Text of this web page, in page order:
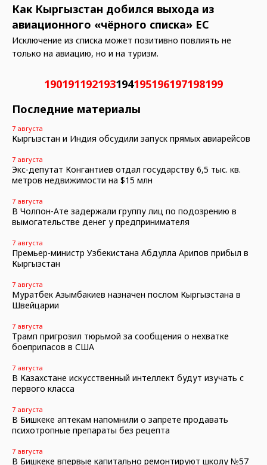
Как Кыргызстан добился выхода из
авиационного «чёрного списка» ЕС
Исключение из списка может позитивно повлиять не
только на авиацию, но и на туризм.
190191192193194195196197198199
Последние материалы
7 августа
Кыргызстан и Индия обсудили запуск прямых авиарейсов
7 августа
Экс-депутат Конгантиев отдал государству 6,5 тыс. кв.
метров недвижимости на $15 млн
7 августа
В Чолпон-Ате задержали группу лиц по подозрению в
вымогательстве денег у предпринимателя
7 августа
Премьер-министр Узбекистана Абдулла Арипов прибыл в
Кыргызстан
7 августа
Муратбек Азымбакиев назначен послом Кыргызстана в
Швейцарии
7 августа
Трамп пригрозил тюрьмой за сообщения о нехватке
боеприпасов в США
7 августа
В Казахстане искусственный интеллект будут изучать с
первого класса
7 августа
В Бишкеке аптекам напомнили о запрете продавать
психотропные препараты без рецепта
7 августа
В Бишкеке впервые капитально ремонтируют школу №57